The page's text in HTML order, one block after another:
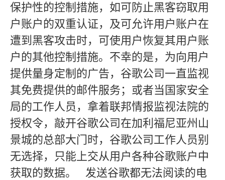
保护性的控制措施，如可防止黑客窃取用
户账户的双重认证，及可允许用户账户在
遭到黑客攻击时，可使用户恢复其用户账
户的其他控制措施。不幸的是，为向用户
提供量身定制的广告，谷歌公司一直监视
其免费提供的邮件服务；或者当国家安全
局的工作人员，拿着联邦情报监视法院的
授权令，敲开谷歌公司在加利福尼亚州山
景城的总部大门时，谷歌公司工作人员别
无选择，只能上交从用户各种谷歌账户中
获取的数据。 发送谷歌都无法阅读的电